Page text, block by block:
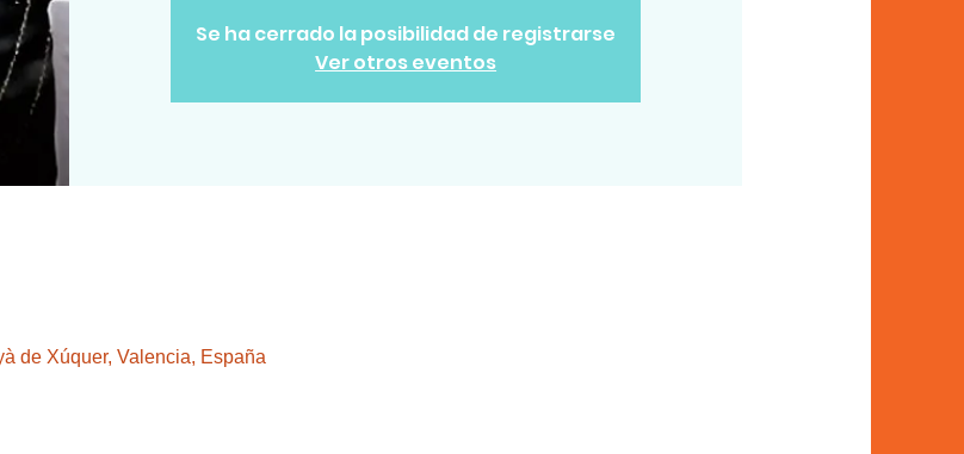
Se ha cerrado la posibilidad de registrarse
Ver otros eventos
de Xúquer, Valencia, España